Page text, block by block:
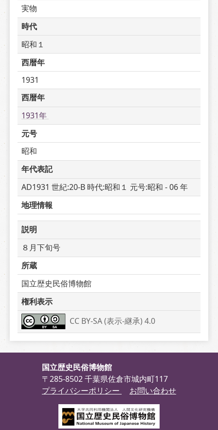
実物
時代
昭和１
西暦年
1931
西暦年
1931年
元号
昭和
年代表記
AD1931 世紀:20-B 時代:昭和１ 元号:昭和 - 06 年
地理情報
説明
８月下旬号
所蔵
国立歴史民俗博物館
権利表示
CC BY-SA (表示-継承) 4.0
国立歴史民俗博物館
〒285-8502 千葉県佐倉市城内町117
プライバシーポリシー
お問い合わせ